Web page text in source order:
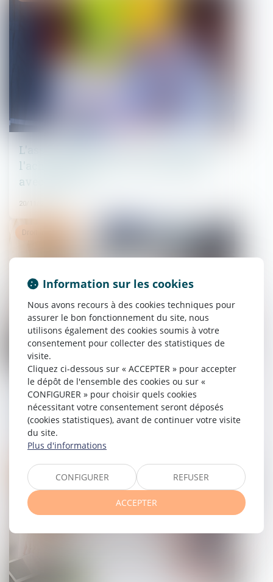
L'assureur peut verser une indemnité à
l'acheteur même en cas de réception
avec réserves
20/11/2024
Aides à la transition énergétique -
Rénovation globale d’une copropriété :
le dispositif Coup de pouce évolue
08/11/2024
Droit immobilier
Droit immobilier
Information sur les cookies
Nous avons recours à des cookies techniques pour
assurer le bon fonctionnement du site, nous
utilisons également des cookies soumis à votre
consentement pour collecter des statistiques de
visite.
Cliquez ci-dessous sur « ACCEPTER » pour accepter
le dépôt de l'ensemble des cookies ou sur «
CONFIGURER » pour choisir quels cookies
nécessitant votre consentement seront déposés
(cookies statistiques), avant de continuer votre visite
du site.
Plus d'informations
CONFIGURER REFUSER
ACCEPTER